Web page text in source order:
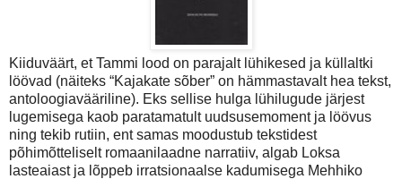
Kiiduväärt, et Tammi lood on parajalt lühikesed ja küllaltki
löövad (näiteks “Kajakate sõber” on hämmastavalt hea tekst,
antoloogiavääriline). Eks sellise hulga lühilugude järjest
lugemisega kaob paratamatult uudsusemoment ja löövus
ning tekib rutiin, ent samas moodustub tekstidest
põhimõtteliselt romaanilaadne narratiiv, algab Loksa
lasteaiast ja lõppeb irratsionaalse kadumisega Mehhiko